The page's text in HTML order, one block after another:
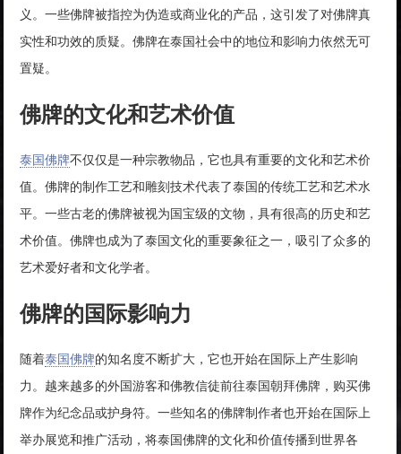
义。一些佛牌被指控为伪造或商业化的产品，这引发了对佛牌真
实性和功效的质疑。佛牌在泰国社会中的地位和影响力依然无可
置疑。
佛牌的文化和艺术价值
泰国佛牌不仅仅是一种宗教物品，它也具有重要的文化和艺术价
值。佛牌的制作工艺和雕刻技术代表了泰国的传统工艺和艺术水
平。一些古老的佛牌被视为国宝级的文物，具有很高的历史和艺
术价值。佛牌也成为了泰国文化的重要象征之一，吸引了众多的
艺术爱好者和文化学者。
佛牌的国际影响力
随着泰国佛牌的知名度不断扩大，它也开始在国际上产生影响
力。越来越多的外国游客和佛教信徒前往泰国朝拜佛牌，购买佛
牌作为纪念品或护身符。一些知名的佛牌制作者也开始在国际上
举办展览和推广活动，将泰国佛牌的文化和价值传播到世界各